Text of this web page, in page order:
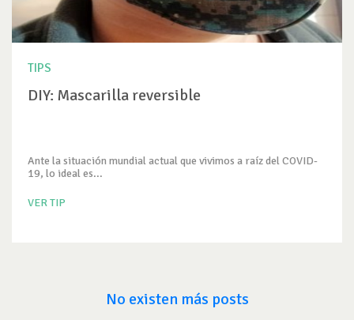
TIPS
DIY: Mascarilla reversible
Ante la situación mundial actual que vivimos a raíz del COVID-
19, lo ideal es...
VER TIP
No existen más posts